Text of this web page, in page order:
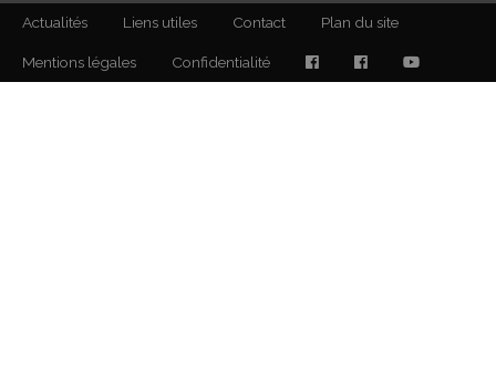
Actualités Liens utiles Contact Plan du site
Mentions légales Confidentialité